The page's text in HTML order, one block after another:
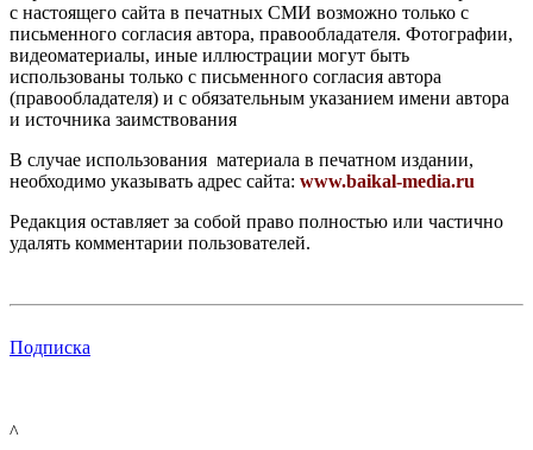
с настоящего сайта в печатных СМИ возможно только с
письменного согласия автора, правообладателя. Фотографии,
видеоматериалы, иные иллюстрации могут быть
использованы только с письменного согласия автора
(правообладателя) и с обязательным указанием имени автора
и источника заимствования
В случае использования материала в печатном издании,
необходимо указывать адрес сайта: www.baikal-media.ru
Редакция оставляет за собой право полностью или частично
удалять комментарии пользователей.
Подписка
^